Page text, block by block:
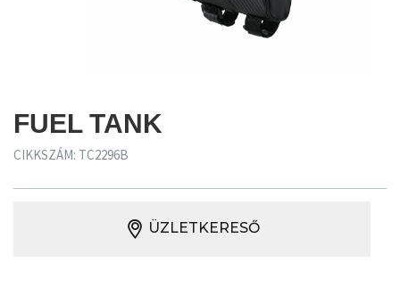
FUEL TANK
CIKKSZÁM: TC2296B
ÜZLETKERESŐ